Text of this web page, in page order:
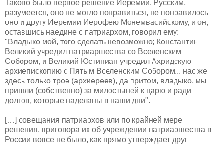
Таково было первое решение Иеремии. Русским,
разумеется, оно не могло понравиться, не понравилось
оно и другу Иеремии Иерофею Монемвасийскому, и он,
оставшись наедине с патриархом, говорил ему:
"Владыко мой, того сделать невозможно; Константин
Великий учредил патриаршества со Вселенским
Собором, и Великий Юстиниан учредил Ахридскую
архиепископию с Пятым Вселенским Собором... нас же
здесь только трое (архиереев), да притом, владыко, мы
пришли (собственно) за милостыней к царю и ради
долгов, которые наделаны в наши дни".
[…] совещания патриархов или по крайней мере
решения, приговора их об учреждении патриаршества в
России вовсе не было, как прямо утверждает друг